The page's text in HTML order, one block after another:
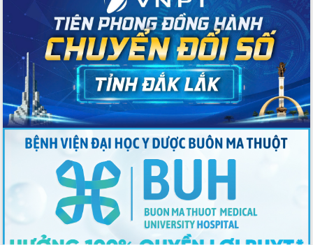
trong thương mại điện tử năm 2026
Đoàn đại biểu Quốc hội tỉnh Đắk Lắk
trao đổi thông tin trước Kỳ họp thứ
nhất, Quốc hội khóa XVI
Quyết liệt cải cách hành chính, khơi
thông nguồn lực phát triển
Nâng cao hiệu lực, hiệu quả HĐND
tỉnh thông qua hiện đại hóa hành chính
Xã Ea Phê gắn cải cách hành chính với
chuyển đổi số
Phó Chủ tịch Thường trực UBND tỉnh
Hồ Thị Nguyên Thảo làm việc tại Trung
tâm Phục vụ hành chính công xã Ea